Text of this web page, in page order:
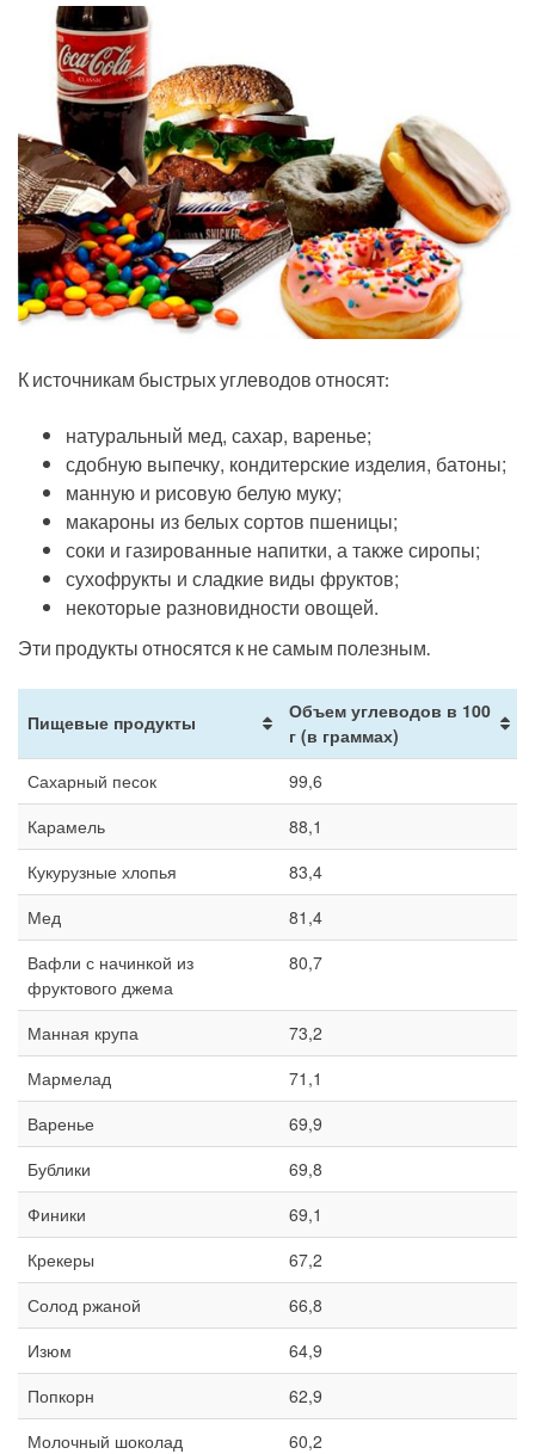
К источникам быстрых углеводов относят:
натуральный мед, сахар, варенье;
сдобную выпечку, кондитерские изделия, батоны;
манную и рисовую белую муку;
макароны из белых сортов пшеницы;
соки и газированные напитки, а также сиропы;
сухофрукты и сладкие виды фруктов;
некоторые разновидности овощей.
Эти продукты относятся к не самым полезным.
Пищевые продукты
Объем углеводов в 100
г (в граммах)
Сахарный песок
99,6
Карамель
88,1
Кукурузные хлопья
83,4
Мед
81,4
Вафли с начинкой из
фруктового джема
80,7
Манная крупа
73,2
Мармелад
71,1
Варенье
69,9
Бублики
69,8
Финики
69,1
Крекеры
67,2
Солод ржаной
66,8
Изюм
64,9
Попкорн
62,9
Молочный шоколад
60,2